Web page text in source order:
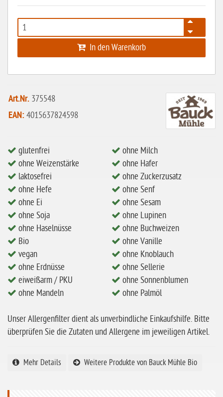
ohne Haselnüsse
Bio
vegan
ohne Erdnüsse
eiweißarm / PKU
ohne Mandeln
ohne Milch
ohne Zuckerzusatz
ohne Reis
ohne Mais
ohne Senf
ohne Sesam
ohne Lupinen
ohne Guarkernmehl
ohne Buchweizen
ohne Vanille
ohne Sellerie
ohne
In den Warenkorb
Art.Nr. 375548
EAN: 4015637824598
glutenfrei
ohne Weizenstärke
laktosefrei
ohne Hefe
ohne Ei
ohne Soja
ohne Haselnüsse
Bio
vegan
ohne Erdnüsse
eiweißarm / PKU
ohne Mandeln
ohne Milch
ohne Hafer
ohne Zuckerzusatz
ohne Senf
ohne Sesam
ohne Lupinen
ohne Buchweizen
ohne Vanille
ohne Knoblauch
ohne Sellerie
ohne Sonnenblumen
ohne Palmöl
Unser Allergenfilter dient als unverbindliche Einkaufshilfe. Bitte
überprüfen Sie die Zutaten und Allergene im jeweiligen Artikel.
Mehr Details Weitere Produkte von Bauck Mühle Bio